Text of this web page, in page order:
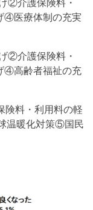
②介護保険料・
④医療体制の充実
②介護保険料・
④高齢者福祉の充
料・利用料の軽
温暖化対策⑤国民